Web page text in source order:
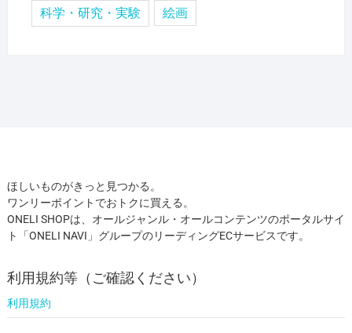
科学・研究・実験 絵画
ほしいものがきっと見つかる。
ワンリーポイントでおトクに買える。
ONELI SHOPは、オールジャンル・オールコンテンツのポータルサイ
ト「ONELI NAVI」グループのリーディングECサービスです。
利用規約等（ご確認ください）
利用規約